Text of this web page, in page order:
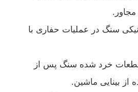
مجاور.
سنگ در عملیات حفاری با
قطعات خرد شده سنگ پس از
از بینایی ماشین.